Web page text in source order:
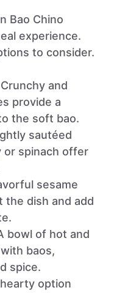
Bao Chino
experience.
to consider.
and
provide a
the soft bao.
sautéed
or spinach offer
sesame
the dish and add
bowl of hot and
baos,
spice.
option